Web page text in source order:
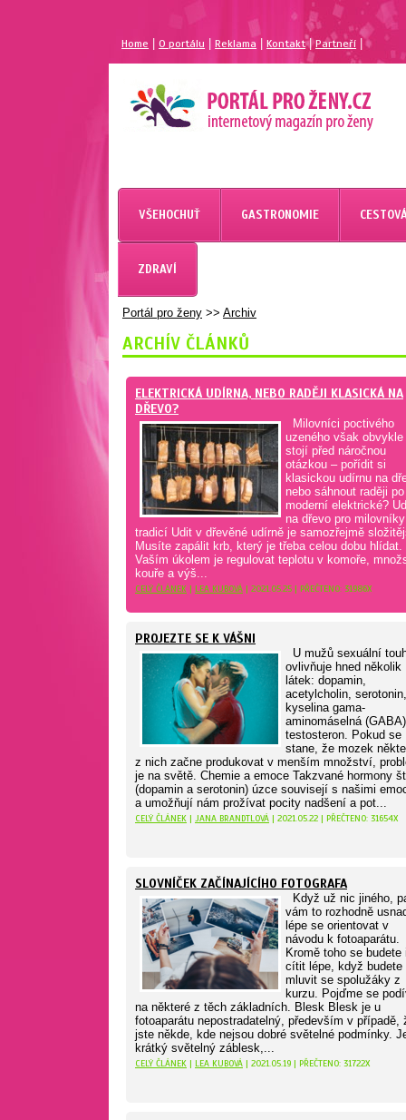
Home |O portálu Reklama Kontakt| Partneří
MAGAZÍN PRO ŽENY
PORTÁL PRO ŽENY.CZ
VŠEHOCHUŤ GASTRONOMIE
ZDRAVÍ
Portál pro ženy >> Archiv
ARCHÍV ČLÁNKŮ
ELEKTRICKÁ UDÍRNA, NEBO RADĚJI KLASICKÁ NA
DŘEVO?
Milovníci poctivého
uzeného však obvykle
stojí před náročnou
otázkou – pořídit si
klasickou udírnu na
nebo sáhnout raději po
moderní elektrické?
na dřevo pro milovníky
tradicí Udit v dřevěné udírně je samozřejmě
Musíte zapálit krb, který je třeba celou dobu hlídat.
Vaším úkolem je regulovat teplotu v komoře,
kouře a výš...
CELÝ ČLÁNEK | LEA KUBOVÁ | 2021.05.25 | PŘEČTENO: 31986X
PROJEZTE SE K VÁŠNI
U mužů sexuální
ovlivňuje hned několik
látek: dopamin,
acetylcholin, serotonin,
kyselina gama-
aminomáselná
testosteron. Pokud se
stane, že mozek
z nich začne produkovat v menším množství,
je na světě. Chemie a emoce Takzvané hormony
(dopamin a serotonin) úzce souvisejí s našimi
a umožňují nám prožívat pocity nadšení a pot...
CELÝ ČLÁNEK | JANA BRANDTLOVÁ | 2021.05.22 | PŘEČTENO: 31654X
SLOVNÍČEK ZAČÍNAJÍCÍHO FOTOGRAFA
Když už nic jiného,
vám to rozhodně
lépe se orientovat v
návodu k fotoaparátu.
Kromě toho se budete
cítit lépe, když budete
mluvit se spolužáky z
kurzu. Pojďme se
na některé z těch základních. Blesk Blesk je u
fotoaparátu nepostradatelný, především v případě,
jste někde, kde nejsou dobré světelné podmínky.
krátký světelný záblesk,...
CELÝ ČLÁNEK | LEA KUBOVÁ | 2021.05.19 | PŘEČTENO: 31722X